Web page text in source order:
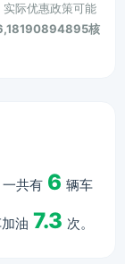
际优惠政策可能
核
共有 6 辆车
油 7.3 次。